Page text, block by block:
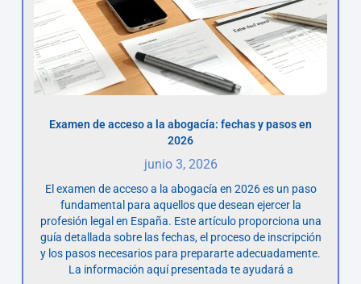
Examen de acceso a la abogacía: fechas y pasos en
2026
junio 3, 2026
El examen de acceso a la abogacía en 2026 es un paso
fundamental para aquellos que desean ejercer la
profesión legal en España. Este artículo proporciona una
guía detallada sobre las fechas, el proceso de inscripción
y los pasos necesarios para prepararte adecuadamente.
La información aquí presentada te ayudará a